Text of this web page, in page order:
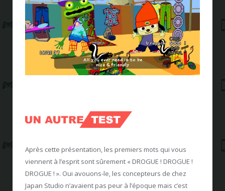
Après cette présentation, les premiers mots qui vous
viennent à l’esprit sont sûrement « DROGUE ! DROGUE !
DROGUE ! ». Oui avouons-le, les concepteurs de chez
Japan Studio n’avaient pas peur à l’époque mais c’est